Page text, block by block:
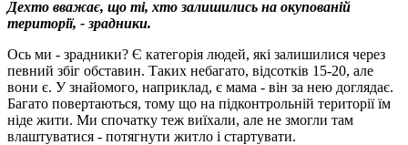
Дехто вважає, що ті, хто залишились на окупованій
території, - зрадники.
Ось ми - зрадники? Є категорія людей, які залишилися через
певний збіг обставин. Таких небагато, відсотків 15-20, але
вони є. У знайомого, наприклад, є мама - він за нею доглядає.
Багато повертаються, тому що на підконтрольній території їм
ніде жити. Ми спочатку теж виїхали, але не змогли там
влаштуватися - потягнути житло і стартувати.